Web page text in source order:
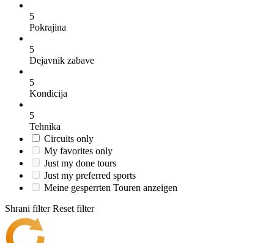
5
Pokrajina
5
Dejavnik zabave
5
Kondicija
5
Tehnika
Circuits only
My favorites only
Just my done tours
Just my preferred sports
Meine gesperrten Touren anzeigen
Shrani filter Reset filter